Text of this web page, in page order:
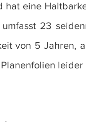
hat eine
23
von 5 Jahren,
leider